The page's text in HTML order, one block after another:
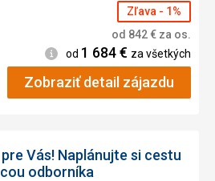
Zľava - 1%
od 842€ za os.
Informácie
od 1 684€ za všetkých
Zobraziť detail zájazdu
Vás! Naplánujte si cestu
odborníka